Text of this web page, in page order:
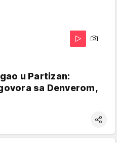
u Partizan:
sa Denverom,